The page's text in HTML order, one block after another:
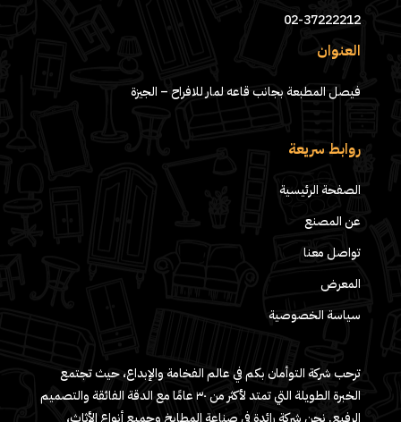
02-37222212
العنوان
فيصل المطبعة بجانب قاعه لمار للافراح – الجيزة
روابط سريعة
الصفحة الرئيسية
عن المصنع
تواصل معنا
المعرض
سياسة الخصوصية
ترحب شركة التوأمان بكم في عالم الفخامة والإبداع، حيث تجتمع
الخبرة الطويلة التي تمتد لأكثر من ٣٠ عامًا مع الدقة الفائقة والتصميم
الرفيع. نحن شركة رائدة في صناعة المطابخ وجميع أنواع الأثاث،